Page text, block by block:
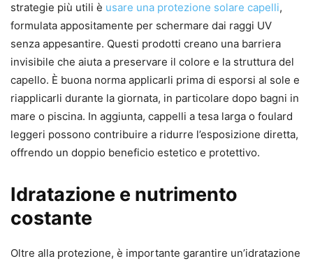
strategie più utili è usare una protezione solare capelli,
formulata appositamente per schermare dai raggi UV
senza appesantire. Questi prodotti creano una barriera
invisibile che aiuta a preservare il colore e la struttura del
capello. È buona norma applicarli prima di esporsi al sole e
riapplicarli durante la giornata, in particolare dopo bagni in
mare o piscina. In aggiunta, cappelli a tesa larga o foulard
leggeri possono contribuire a ridurre l’esposizione diretta,
offrendo un doppio beneficio estetico e protettivo.
Idratazione e nutrimento
costante
Oltre alla protezione, è importante garantire un’idratazione